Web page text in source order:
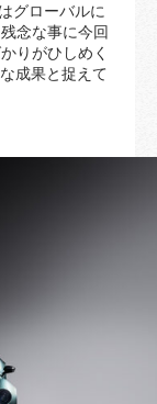
グローバルに
念な事に今回
りがひしめく
成果と捉えて